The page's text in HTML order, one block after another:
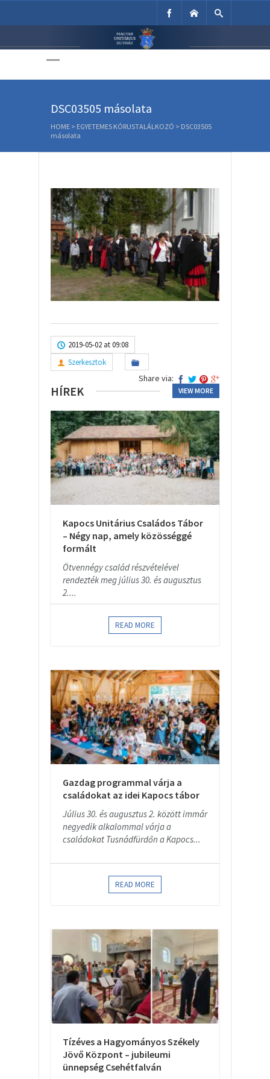
Unitárius Egyház
DSC03505 másolata
HOME > EGYETEMES KÓRUSTALÁLKOZÓ > DSC03505
másolata
2019-05-02 at 09:08
Szerkesztok
Share via:
HÍREK VIEW MORE
Kapocs Unitárius Családos Tábor
– Négy nap, amely közösséggé
formált
Ötvennégy család részvételével
rendezték meg július 30. és augusztus
2....
READ MORE
Gazdag programmal várja a
családokat az idei Kapocs tábor
Július 30. és augusztus 2. között immár
negyedik alkalommal várja a
családokat Tusnádfürdőn a Kapocs...
READ MORE
Tízéves a Hagyományos Székely
Jövő Központ – jubileumi
ünnepség Csehétfalván